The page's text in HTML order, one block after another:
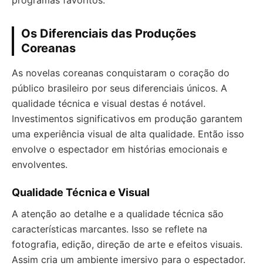
Os Diferenciais das Produções
Coreanas
As novelas coreanas conquistaram o coração do
público brasileiro por seus diferenciais únicos. A
qualidade técnica e visual destas é notável.
Investimentos significativos em produção garantem
uma experiência visual de alta qualidade. Então isso
envolve o espectador em histórias emocionais e
envolventes.
Qualidade Técnica e Visual
A atenção ao detalhe e a qualidade técnica são
características marcantes. Isso se reflete na
fotografia, edição, direção de arte e efeitos visuais.
Assim cria um ambiente imersivo para o espectador.